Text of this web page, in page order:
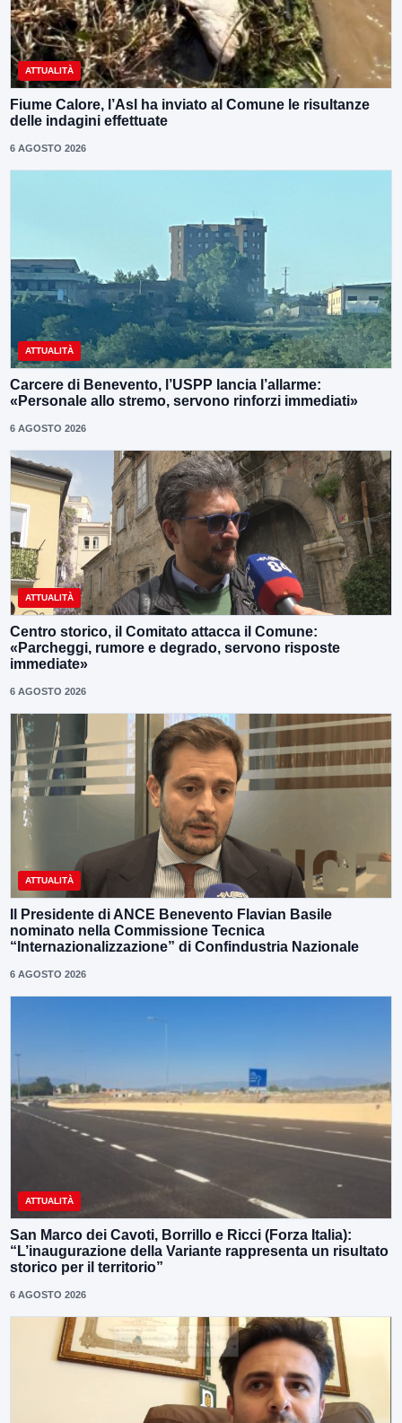
ATTUALITÀ
Fiume Calore, l’Asl ha inviato al Comune le risultanze
delle indagini effettuate
6 AGOSTO 2026
ATTUALITÀ
Carcere di Benevento, l’USPP lancia l’allarme:
«Personale allo stremo, servono rinforzi immediati»
6 AGOSTO 2026
ATTUALITÀ
Centro storico, il Comitato attacca il Comune:
«Parcheggi, rumore e degrado, servono risposte
immediate»
6 AGOSTO 2026
ATTUALITÀ
Il Presidente di ANCE Benevento Flavian Basile
nominato nella Commissione Tecnica
“Internazionalizzazione” di Confindustria Nazionale
6 AGOSTO 2026
ATTUALITÀ
San Marco dei Cavoti, Borrillo e Ricci (Forza Italia):
“L’inaugurazione della Variante rappresenta un risultato
storico per il territorio”
6 AGOSTO 2026